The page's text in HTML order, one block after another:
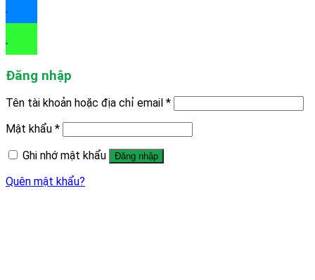
.
.
Đăng nhập
Tên tài khoản hoặc địa chỉ email *
Mật khẩu *
Ghi nhớ mật khẩu
Đăng nhập
Quên mật khẩu?